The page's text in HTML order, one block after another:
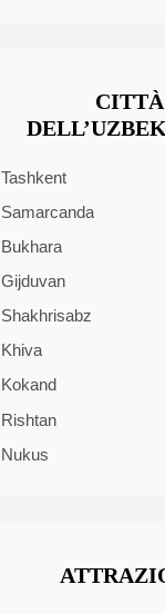
CITTÀ
Tashkent
Samarcanda
Bukhara
Gijduvan
Shakhrisabz
Khiva
Kokand
Rishtan
Nukus